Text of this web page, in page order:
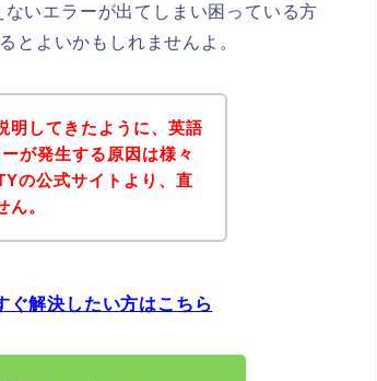
いエラーが出てしまい困っている方
とよいかもしれませんよ。
明してきたように、英語
が発生する原因は様々
の公式サイトより、直
。
解決したい方はこちら